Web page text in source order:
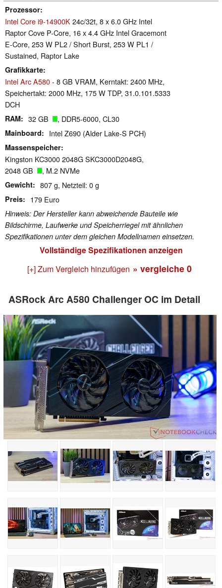
Prozessor
Intel Core i9-14900K 24c/32t, 8 x 6.0 GHz Intel
Raptor Cove P-Core, 16 x 4.4 GHz Intel Gracemont
E-Core, 253 W PL2 / Short Burst, 253 W PL1 /
Sustained, Raptor Lake
Grafikkarte
Intel Arc A580- 8 GB VRAM, Kerntakt: 2400 MHz,
Speichertakt: 2000 MHz, 175 W TDP, 31.0.101.5333
DCH
RAM 32 GB , DDR5-6000, CL30
Mainboard Intel Z690 (Alder Lake-S PCH)
Massenspeicher
Kingston KC3000 2048G SKC3000D2048G,
2048 GB
, M.2 NVMe
Gewicht 807 g, Netzteil: 0 g
Preis 179 Euro
Hinweis: Der Hersteller kann abweichende Bauteile wie
Bildschirme, Laufwerke und Speicherriegel mit ähnlichen
Spezifikationen unter dem gleichen Modellnamen einsetzen.
Vollständige Spezifikationen anzeigen
[+] Zum Vergleich hinzufügen » vergleiche 0
ASRock Arc A580 Challenger OC im Detail